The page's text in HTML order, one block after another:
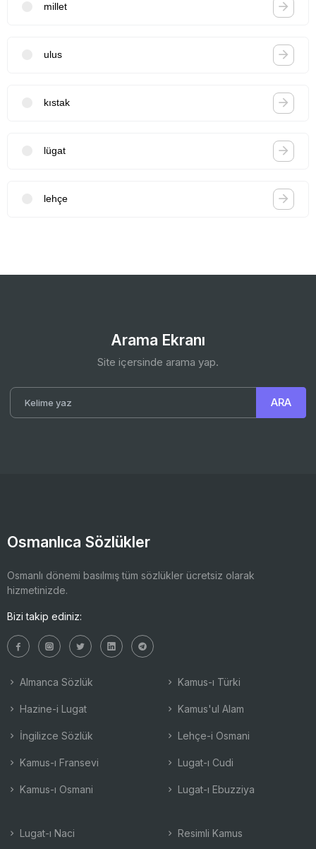
millet
ulus
kıstak
lügat
lehçe
Arama Ekranı
Site içersinde arama yap.
Osmanlıca Sözlükler
Osmanlı dönemi basılmış tüm sözlükler ücretsiz olarak
hizmetinizde.
Bizi takip ediniz:
Almanca Sözlük
Hazine-i Lugat
İngilizce Sözlük
Kamus-ı Fransevi
Kamus-ı Osmani
Kamus-ı Türki
Kamus'ul Alam
Lehçe-i Osmani
Lugat-ı Cudi
Lugat-ı Ebuzziya
Lugat-ı Naci Resimli Kamus